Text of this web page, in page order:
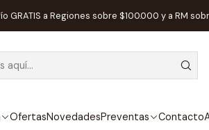
OfertasNovedadesPreventas Contacto
GRATIS a Regiones sobre $100.000 y a RM
Marvel Champions: Doctor Strange
Marvel